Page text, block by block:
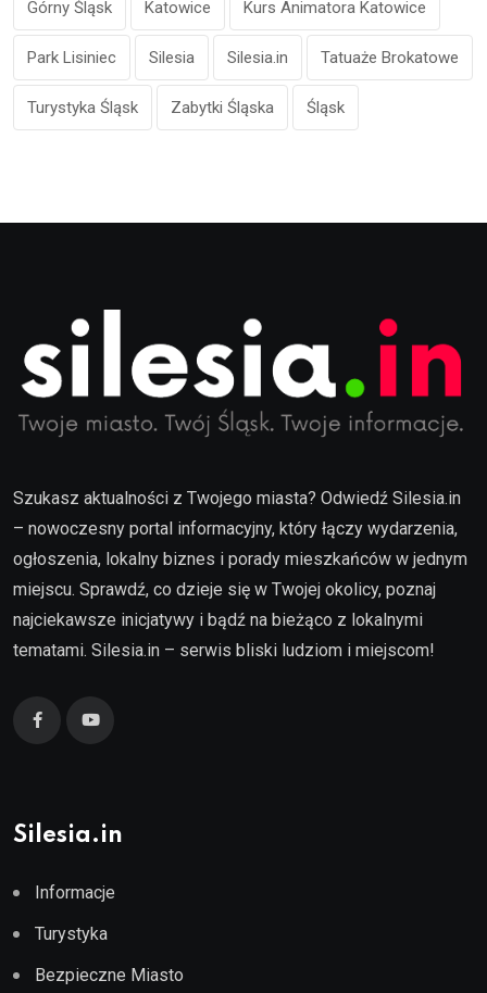
Górny Śląsk Katowice Kurs Animatora Katowice
Park Lisiniec Silesia Silesia.in Tatuaże Brokatowe
Turystyka Śląsk Zabytki Śląska Śląsk
Szukasz aktualności z Twojego miasta? Odwiedź Silesia.in
– nowoczesny portal informacyjny, który łączy wydarzenia,
ogłoszenia, lokalny biznes i porady mieszkańców w jednym
miejscu. Sprawdź, co dzieje się w Twojej okolicy, poznaj
najciekawsze inicjatywy i bądź na bieżąco z lokalnymi
tematami. Silesia.in – serwis bliski ludziom i miejscom!
Silesia.in
Informacje
Turystyka
Bezpieczne Miasto